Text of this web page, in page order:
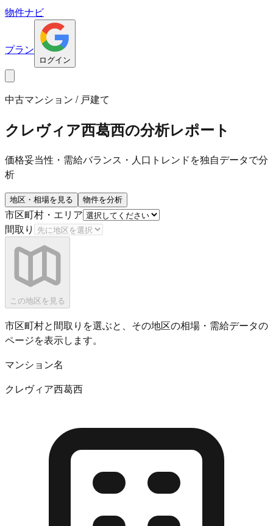
物件ナビ
プラン
ログイン
中古マンション / 戸建て
クレヴィア西葛西の分析レポート
価格妥当性・需給バランス・人口トレンドを独自データで分
析
地区・相場を見る 物件を分析
市区町村・エリア
間取り
この地区を見る
市区町村と間取りを選ぶと、その地区の相場・需給データの
ページを表示します。
マンション名
クレヴィア西葛西